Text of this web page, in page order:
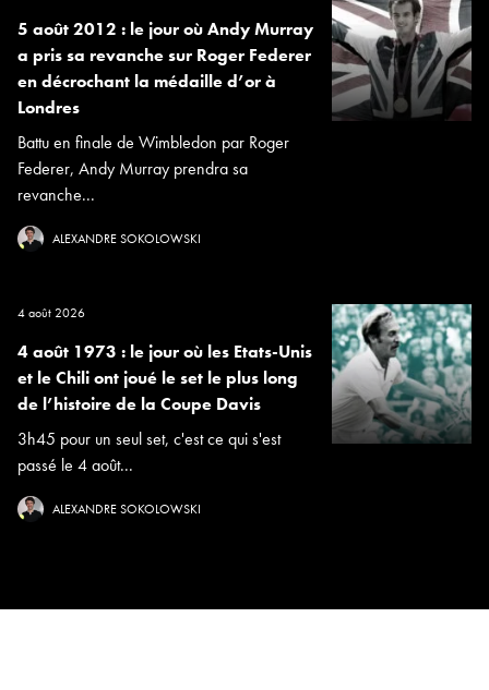
5 août 2012 : le jour où Andy Murray
a pris sa revanche sur Roger Federer
en décrochant la médaille d’or à
Londres
Battu en finale de Wimbledon par Roger
Federer, Andy Murray prendra sa
revanche...
ALEXANDRE SOKOLOWSKI
4 août 2026
4 août 1973 : le jour où les Etats-Unis
et le Chili ont joué le set le plus long
de l’histoire de la Coupe Davis
3h45 pour un seul set, c'est ce qui s'est
passé le 4 août...
ALEXANDRE SOKOLOWSKI